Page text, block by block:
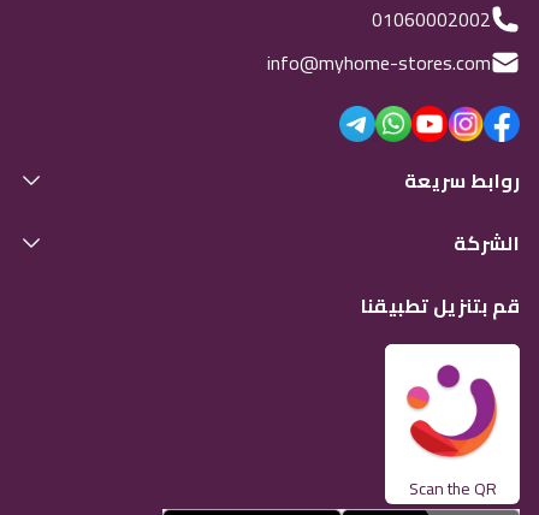
01060002002
info@myhome-stores.com
روابط سريعة
الشركة
قم بتنزيل تطبيقنا
Scan the QR